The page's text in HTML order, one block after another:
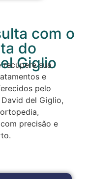
com o
do
Giglio
recupere sua
e
pelo
David del Giglio,
precisão e